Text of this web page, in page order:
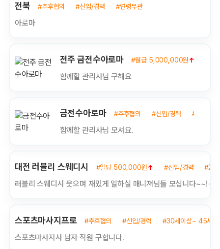
전북 #추후협의 #신입/경력 #연령무관
아로마
전주 금전수아로마 #월급 5,000,000원↑
함께할 관리사님 구해요
금전수아로마 #추후협의 #신입/경력 #연령무관
함께할 관리사님 모셔요.
대전 러블리 스웨디시 #일당 500,000원↑ #신입/경력 #21
러블리 스웨디시 웃으며 재밌게 일하실 매니져님들 모십니다~~! 돈
스포츠마사지프로 #추후협의 #신입/경력 #30세이상~ 45세이
스포츠마사지사 남자 직원 구합니다.